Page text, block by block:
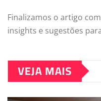
Finalizamos o artigo
insights e sugestões
VEJA MAIS